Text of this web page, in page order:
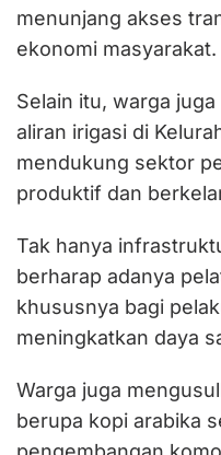
menunjang akses
ekonomi masyarakat.
Selain itu, warga
aliran irigasi di
mendukung sektor
produktif dan
Tak hanya
berharap adanya
khususnya bagi
meningkatkan daya
Warga juga
berupa kopi arabika